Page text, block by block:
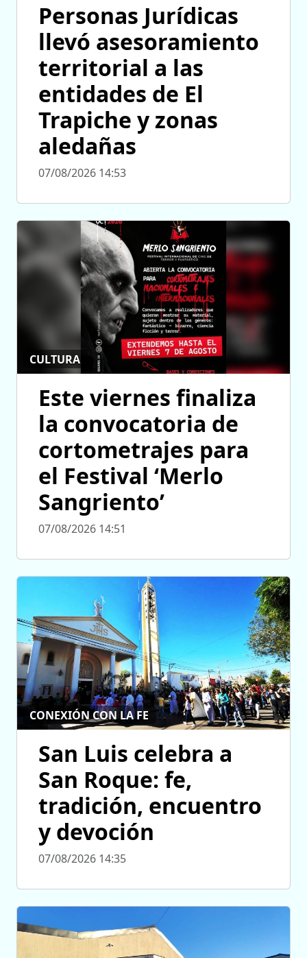
Personas Jurídicas
llevó asesoramiento
territorial a las
entidades de El
Trapiche y zonas
aledañas
07/08/2026 14:53
CULTURA
Este viernes finaliza
la convocatoria de
cortometrajes para
el Festival ‘Merlo
Sangriento’
07/08/2026 14:51
CONEXIÓN CON LA FE
San Luis celebra a
San Roque: fe,
tradición, encuentro
y devoción
07/08/2026 14:35